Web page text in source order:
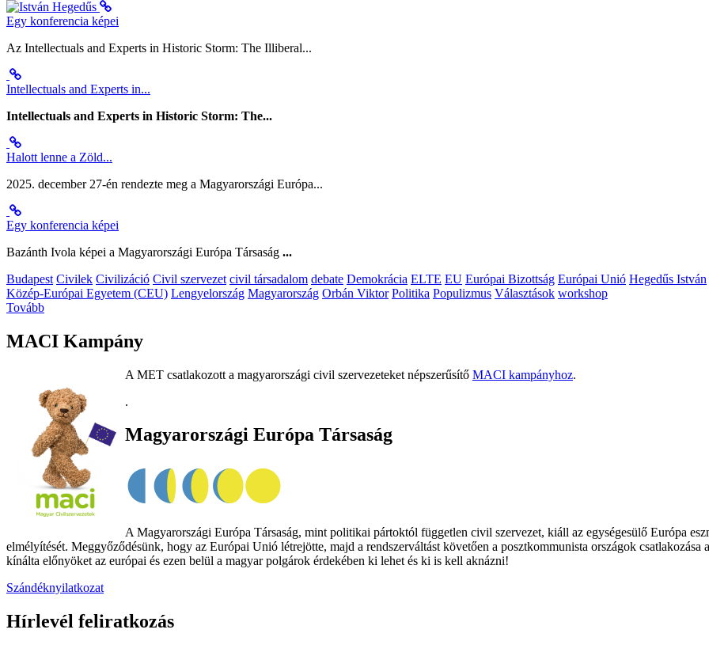
Egy konferencia képei
Az Intellectuals and Experts in Historic Storm: The Illiberal...
Intellectuals and Experts in...
Intellectuals and Experts in Historic Storm: The...
Halott lenne a Zöld...
2025. december 27-én rendezte meg a Magyarországi Európa...
Egy konferencia képei
Bazánth Ivola képei a Magyarországi Európa Társaság ...
Budapest Civilek Civilizáció Civil szervezet civil társadalom debate Demokrácia ELTE EU Európai Bizottság Európai Unió Hegedűs István
Közép-Európai Egyetem (CEU) Lengyelország Magyarország Orbán Viktor Politika Populizmus Választások workshop
Tovább
MACI Kampány
A MET csatlakozott a magyarországi civil szervezeteket népszerűsítő MACI kampányhoz.
.
Magyarországi Európa Társaság
A Magyarországi Európa Társaság, mint politikai pártoktól független civil szervezet, kiáll az egységesülő Európa
elmélyítését. Meggyőződésünk, hogy az Európai Unió létrejötte, majd a rendszerváltást követően a posztkommunista országok
kínálta előnyöket az európai és ezen belül a magyar polgárok érdekében ki lehet és ki is kell aknázni!
Szándéknyilatkozat
Hírlevél feliratkozás